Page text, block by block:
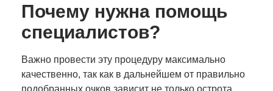
Почему нужна помощь
специалистов?
Важно провести эту процедуру максимально
качественно, так как в дальнейшем от правильно
подобранных очков зависит не только острота